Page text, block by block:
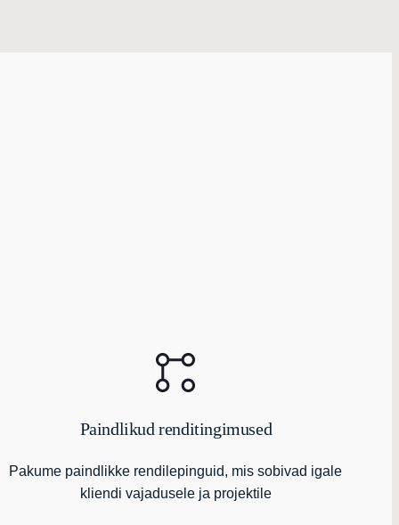
Paindlikud renditingimused
Pakume paindlikke rendilepinguid, mis sobivad igale
kliendi vajadusele ja projektile